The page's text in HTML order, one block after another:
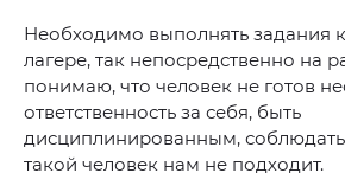
Необходимо выполнять задания
лагере, так непосредственно на
понимаю, что человек не готов
ответственность за себя, быть
дисциплинированным, соблюдать
такой человек нам не подходит.